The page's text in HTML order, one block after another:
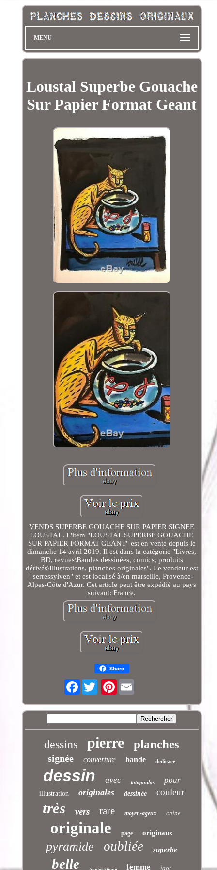
MENU
Loustal Superbe Gouache
Sur Papier Format Geant
VENDS SUPERBE GOUACHE SUR PAPIER SIGNEE
LOUSTAL. L'item "LOUSTAL SUPERBE GOUACHE
SUR PAPIER FORMAT GEANT" est en vente depuis le
dimanche 14 avril 2019. Il est dans la catégorie "Livres,
BD, revues\Bandes dessinées, comics, produits
dérivés\Illustrations, planches originales". Le vendeur est
"serressylven" et est localisé à/en marseille, Provence-
Alpes-Côte d'Azur. Cet article peut être expédié au pays
suivant: France.
Share
Facebook Pinterest
dessins pierre planches
signée couverture bande dedicace
dessin avec tatopoulos pour
illustration originales dessinée couleur
très vers rare moyen-ageux chine
originale page originaux
pyramide oubliée superbe
belle femme igor